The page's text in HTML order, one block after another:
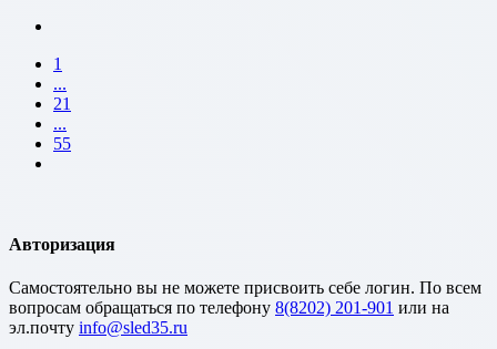
1
...
21
...
55
Авторизация
Cамостоятельно вы не можете присвоить себе логин. По всем
вопросам обращаться по телефону 8(8202) 201-901 или на
эл.почту